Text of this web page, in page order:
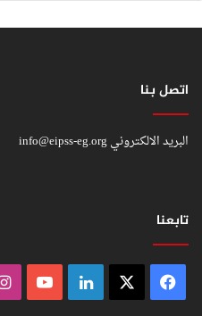
اتصل بنا
البريد الالكترونيinfo@eipss-eg.org
تابعنا
فيسبوك لينكدإن